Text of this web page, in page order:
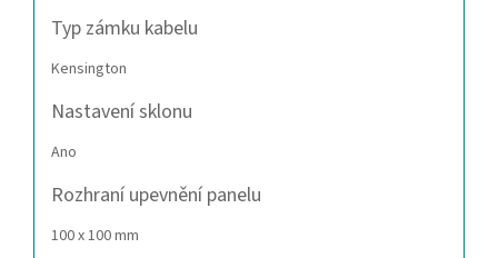
Typ zámku kabelu
Kensington
Nastavení sklonu
Ano
Rozhraní upevnění panelu
100 x 100 mm